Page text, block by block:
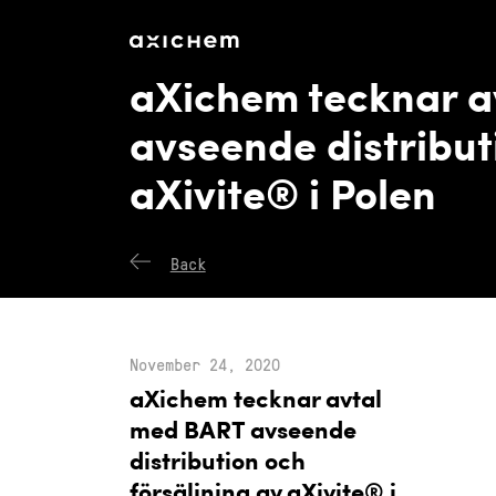
axichem.se
aXichem tecknar
avseende
aXivite® i Polen
Back
November 24, 2020
aXichem tecknar avtal
med BART avseende
distribution och